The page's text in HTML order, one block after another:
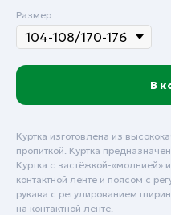
Размер
В
Куртка изготовлена из
пропиткой. Куртка
Куртка с застёжкой-«молнией»
контактной ленте и поясом с
рукава с регулированием
на контактной ленте.